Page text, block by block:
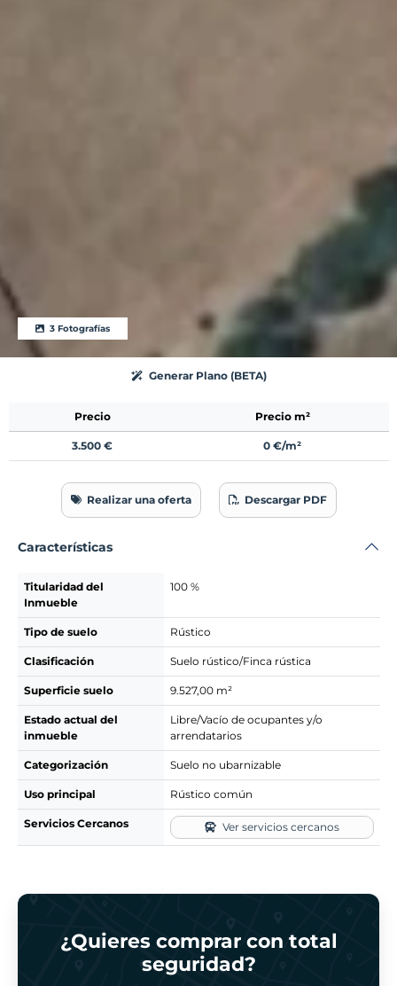
3 Fotografías
Generar Plano (BETA)
Precio Precio m²
3.500 € 0 €/m²
Realizar una oferta Descargar PDF
Características
Titularidad del
Inmueble
100 %
Tipo de suelo Rústico
Clasificación Suelo rústico/Finca rústica
Superficie suelo 9.527,00 m²
Estado actual del
inmueble
Libre/Vacío de ocupantes y/o
arrendatarios
Categorización Suelo no ubarnizable
Uso principal Rústico común
Servicios Cercanos Ver servicios cercanos
¿Quieres comprar con total
seguridad?